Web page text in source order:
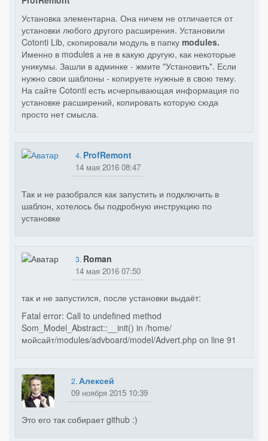
Установка элементарна. Она ничем не отличается от
установки любого другого расширения. Установили
Cotonti Lib, скопировали модуль в папку modules.
Именно в modules а не в какую другую, как некоторые
уникумы. Зашли в админке - жмите "Установить". Если
нужно свои шаблоны - копируете нужные в свою тему.
На сайте Cotonti есть исчерпывающая информация по
установке расширений, копировать которую сюда
просто нет смысла.
4. ProfRemont
14 мая 2016 08:47
Так и не разобрался как запустить и подключить в
шаблон, хотелось бы подробную инструкцию по
установке
3. Roman
14 мая 2016 07:50
так и не запустился, после установки выдаёт:
Fatal error: Call to undefined method
Som_Model_Abstract::__init() in /home/
мойсайт/modules/advboard/model/Advert.php on line 91
2.Алексей
09 ноября 2015 10:39
Это его так собирает github :)